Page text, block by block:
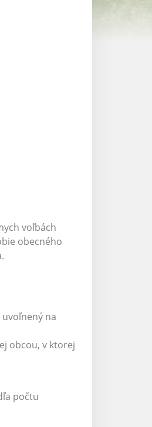
voľbách
obecného
na
obcou, v ktorej
počtu